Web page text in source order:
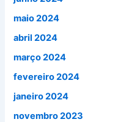
maio 2024
abril 2024
março 2024
fevereiro 2024
janeiro 2024
novembro 2023